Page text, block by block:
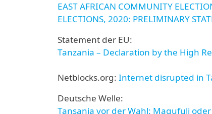
EAST AFRICAN COMMUNITY
ELECTIONS, 2020: PRELIMINARY
Statement der EU:
Tanzania – Declaration by the High
Netblocks.org: Internet disrupted in
Deutsche Welle:
Tansania vor der Wahl: Magufuli